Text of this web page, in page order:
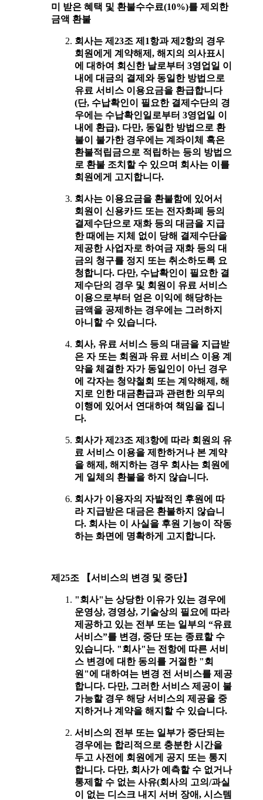
미 받은 혜택 및 환불수수료(10%)를 제외한
금액 환불
회사는 제23조 제1항과 제2항의 경우
회원에게 계약해제, 해지의 의사표시
에 대하여 회신한 날로부터 3영업일 이
내에 대금의 결제와 동일한 방법으로
유료 서비스 이용요금을 환급합니다
(단, 수납확인이 필요한 결제수단의 경
우에는 수납확인일로부터 3영업일 이
내에 환급). 다만, 동일한 방법으로 환
불이 불가한 경우에는 계좌이체 혹은
환불적립금으로 적립하는 등의 방법으
로 환불 조치할 수 있으며 회사는 이를
회원에게 고지합니다.
회사는 이용요금을 환불함에 있어서
회원이 신용카드 또는 전자화폐 등의
결제수단으로 재화 등의 대금을 지급
한 때에는 지체 없이 당해 결제수단을
제공한 사업자로 하여금 재화 등의 대
금의 청구를 정지 또는 취소하도록 요
청합니다. 다만, 수납확인이 필요한 결
제수단의 경우 및 회원이 유료 서비스
이용으로부터 얻은 이익에 해당하는
금액을 공제하는 경우에는 그러하지
아니할 수 있습니다.
회사, 유료 서비스 등의 대금을 지급받
은 자 또는 회원과 유료 서비스 이용 계
약을 체결한 자가 동일인이 아닌 경우
에 각자는 청약철회 또는 계약해제, 해
지로 인한 대금환급과 관련한 의무의
이행에 있어서 연대하여 책임을 집니
다.
회사가 제23조 제3항에 따라 회원의 유
료 서비스 이용을 제한하거나 본 계약
을 해제, 해지하는 경우 회사는 회원에
게 일체의 환불을 하지 않습니다.
회사가 이용자의 자발적인 후원에 따
라 지급받은 대금은 환불하지 않습니
다. 회사는 이 사실을 후원 기능이 작동
하는 화면에 명확하게 고지합니다.
제25조 【서비스의 변경 및 중단】
"회사"는 상당한 이유가 있는 경우에
운영상, 경영상, 기술상의 필요에 따라
제공하고 있는 전부 또는 일부의 “유료
서비스”를 변경, 중단 또는 종료할 수
있습니다. "회사"는 전항에 따른 서비
스 변경에 대한 동의를 거절한 "회
원"에 대하여는 변경 전 서비스를 제공
합니다. 다만, 그러한 서비스 제공이 불
가능할 경우 해당 서비스의 제공을 중
지하거나 계약을 해지할 수 있습니다.
서비스의 전부 또는 일부가 중단되는
경우에는 합리적으로 충분한 시간을
두고 사전에 회원에게 공지 또는 통지
합니다. 다만, 회사가 예측할 수 없거나
통제할 수 없는 사유(회사의 고의/과실
이 없는 디스크 내지 서버 장애, 시스템